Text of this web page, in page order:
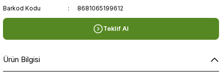
Barkod Kodu
8681065199612
Teklif Al
Ürün Bilgisi